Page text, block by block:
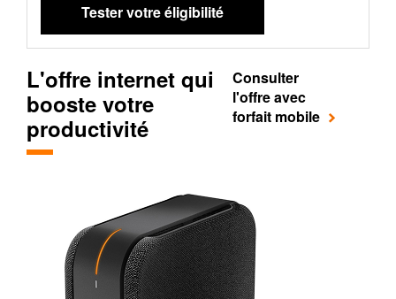
L'offre internet qui
booste votre
productivité
Consulter
l'offre avec
forfait mobile